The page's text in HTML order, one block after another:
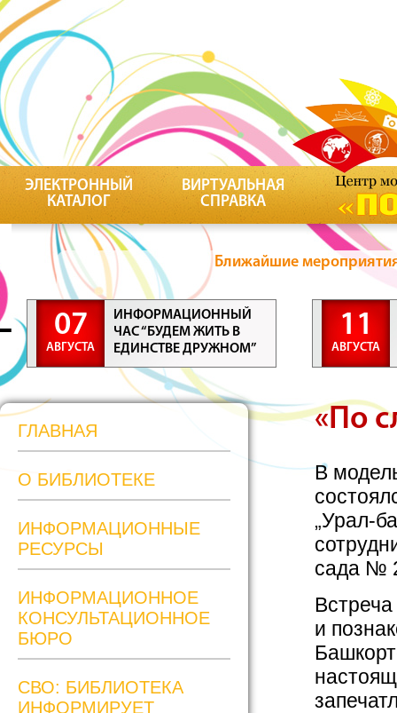
ЭЛЕКТРОННЫЙ
КАТАЛОГ
ВИРТУАЛЬНАЯ
СПРАВКА
Ближайшие
07
АВГУСТА
ИНФОРМАЦИОННЫЙ
ЧАС “БУДЕМ ЖИТЬ В
ЕДИНСТВЕ ДРУЖНОМ”
11
АВГУСТА
ГЛАВНАЯ
О БИБЛИОТЕКЕ
ИНФОРМАЦИОННЫЕ
РЕСУРСЫ
ИНФОРМАЦИОННОЕ
КОНСУЛЬТАЦИОННОЕ
БЮРО
СВО: БИБЛИОТЕКА
ИНФОРМИРУЕТ
«По
В
сада №
и